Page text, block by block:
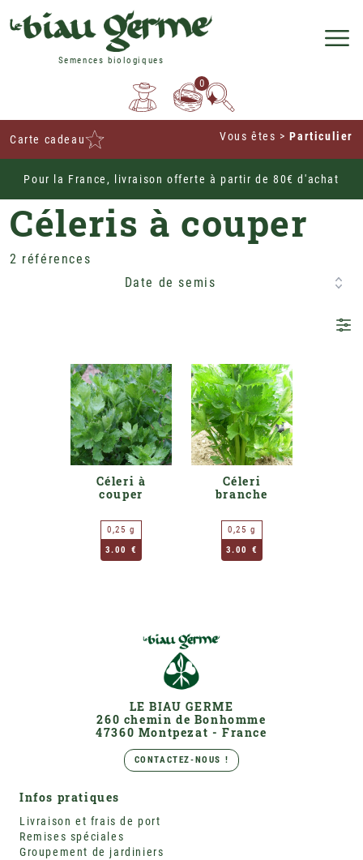
Semences biologiques
0
Carte cadeau Vous êtes >Particulier
Pour la France, livraison offerte à partir de 80€ d'achat
Home Potagères Légumes Feuille Céleris
Céleris à couper
Date de semis
2 références
Céleri à
couper
0,25 g
3.00 €
Céleri
branche
0,25 g
3.00 €
LE BIAU GERME
260 chemin de Bonhomme
47360 Montpezat - France
CONTACTEZ-NOUS !
Infos pratiques
Livraison et frais de port
Remises spéciales
Groupement de jardiniers